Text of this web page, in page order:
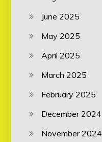
June 2025
May 2025
April 2025
March 2025
February 2025
December 2024
November 2024